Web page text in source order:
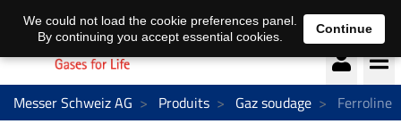
Deutsch français
Messer Schweiz AG Produits Gaz soudage Ferroline
We could not load the cookie preferences panel.
By continuing you accept essential cookies.
Continue